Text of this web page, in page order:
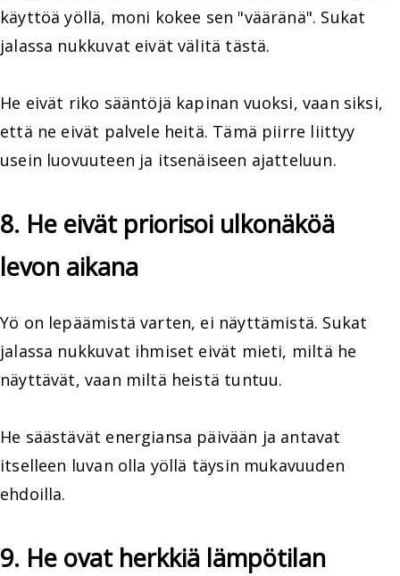
käyttöä yöllä, moni kokee sen "vääränä". Sukat
jalassa nukkuvat eivät välitä tästä.
He eivät riko sääntöjä kapinan vuoksi, vaan siksi,
että ne eivät palvele heitä. Tämä piirre liittyy
usein luovuuteen ja itsenäiseen ajatteluun.
8. He eivät priorisoi ulkonäköä
levon aikana
Yö on lepäämistä varten, ei näyttämistä. Sukat
jalassa nukkuvat ihmiset eivät mieti, miltä he
näyttävät, vaan miltä heistä tuntuu.
He säästävät energiansa päivään ja antavat
itselleen luvan olla yöllä täysin mukavuuden
ehdoilla.
9. He ovat herkkiä lämpötilan